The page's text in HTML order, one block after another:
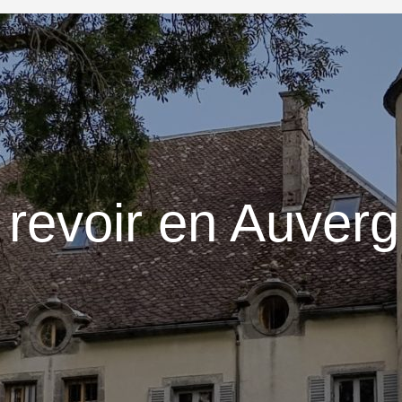
en